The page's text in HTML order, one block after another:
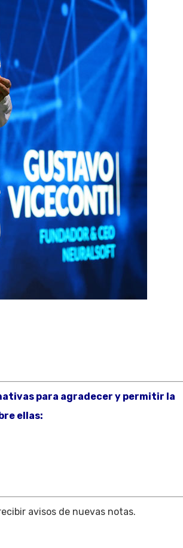
para agradecer y permitir la
ellas:
avisos de nuevas notas.